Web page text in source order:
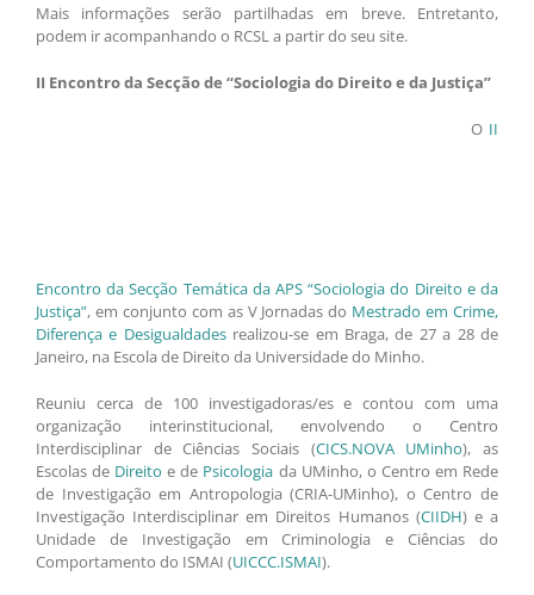
Mais informações serão partilhadas em breve. Entretanto,
podem ir acompanhando o RCSL a partir do seu site.
II Encontro da Secção de “Sociologia do Direito e da Justiça”
O II
Encontro da Secção Temática da APS “Sociologia do Direito e da
Justiça”, em conjunto com as V Jornadas do Mestrado em Crime,
Diferença e Desigualdadesrealizou-se em Braga, de 27 a 28 de
Janeiro, na Escola de Direito da Universidade do Minho.
Reuniu cerca de 100 investigadoras/es e contou com uma
organização interinstitucional, envolvendo o Centro
Interdisciplinar de Ciências Sociais (CICS.NOVA UMinho), as
Escolas de Direito e de Psicologia da UMinho, o Centro em Rede
de Investigação em Antropologia (CRIA-UMinho), o Centro de
Investigação Interdisciplinar em Direitos Humanos (CIIDH) e a
Unidade de Investigação em Criminologia e Ciências do
Comportamento do ISMAI (UICCC.ISMAI).